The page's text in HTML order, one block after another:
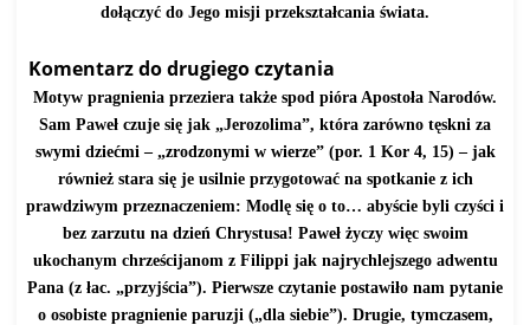
dołączyć do Jego misji przekształcania świata.
Komentarz do drugiego czytania
Motyw pragnienia przeziera także spod pióra Apostoła Narodów.
Sam Paweł czuje się jak „Jerozolima”, która zarówno tęskni za
swymi dziećmi – „zrodzonymi w wierze” (por. 1 Kor 4, 15) – jak
również stara się je usilnie przygotować na spotkanie z ich
prawdziwym przeznaczeniem: Modlę się o to… abyście byli czyści i
bez zarzutu na dzień Chrystusa! Paweł życzy więc swoim
ukochanym chrześcijanom z Filippi jak najrychlejszego adwentu
Pana (z łac. „przyjścia”). Pierwsze czytanie postawiło nam pytanie
o osobiste pragnienie paruzji („dla siebie”). Drugie, tymczasem,